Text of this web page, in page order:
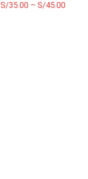
S/35.00– S/45.00